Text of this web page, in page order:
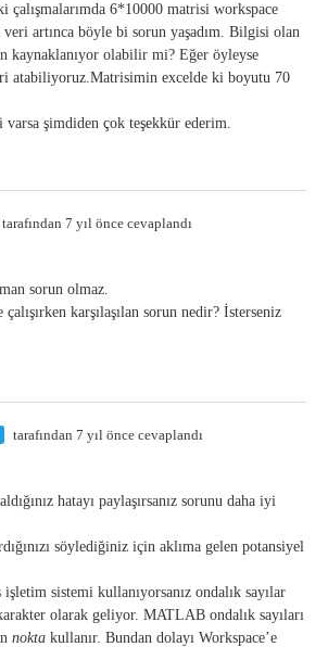
çalışmalarımda 6*10000 matrisi workspace
artınca böyle bi sorun yaşadım. Bilgisi olan
kaynaklanıyor olabilir mi? Eğer öyleyse
atabiliyoruz.Matrisimin excelde ki boyutu 70
varsa şimdiden çok teşekkür ederim.
tarafından 7 yıl önce cevaplandı
sorun olmaz.
çalışırken karşılaşılan sorun nedir? İsterseniz
tarafından 7 yıl önce cevaplandı
hatayı paylaşırsanız sorunu daha iyi
söylediğiniz için aklıma gelen potansiyel
sistemi kullanıyorsanız ondalık sayılar
olarak geliyor. MATLAB ondalık sayıları
nokta kullanır. Bundan dolayı Workspace’e